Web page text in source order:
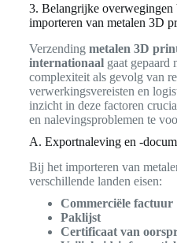
3. Belangrijke overwegingen
importeren van metalen 3D
Verzending metalen 3D
internationaalgaat gepaard
complexiteit als gevolg van
verwerkingsvereisten en
inzicht in deze factoren
en nalevingsproblemen te
A. Exportnaleving en -
Bij het importeren van
verschillende landen eisen:
Commerciële factuur
Paklijst
Certificaat van